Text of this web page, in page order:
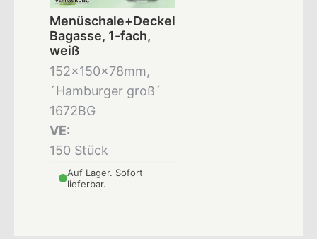
Menüschale+Deckel
Bagasse, 1-fach,
weiß
152x150x78mm,
´Hamburger groß´
1672BG
VE:
150 Stück
Auf Lager. Sofort
lieferbar.